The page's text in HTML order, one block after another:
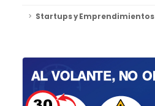
Startups y Emprendimientos